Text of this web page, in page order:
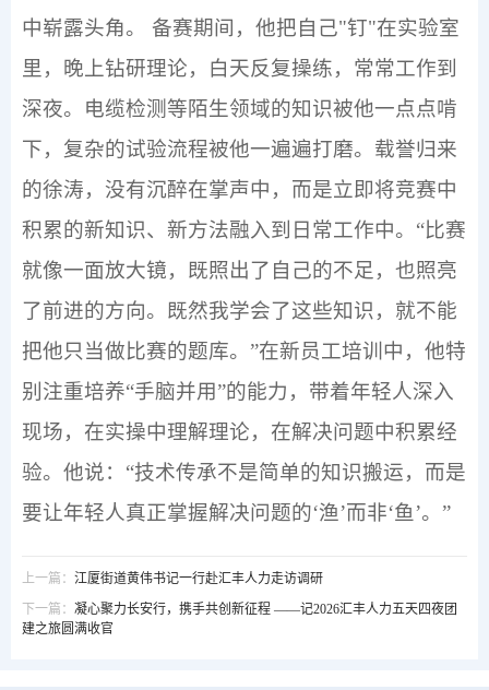
中崭露头角。
备赛期间，他把自己"钉"在实验室
里，晚上钻研理论，白天反复操练，常常工作到
深夜。电缆检测等陌生领域的知识被他一点点啃
下，复杂的试验流程被他一遍遍打磨。载誉归来
的徐涛，没有沉醉在掌声中，而是立即将竞赛中
积累的新知识、新方法融入到日常工作中。“比赛
就像一面放大镜，既照出了自己的不足，也照亮
了前进的方向。既然我学会了这些知识，就不能
把他只当做比赛的题库。”在新员工培训中，他特
别注重培养“手脑并用”的能力，带着年轻人深入
现场，在实操中理解理论，在解决问题中积累经
验。他说：“技术传承不是简单的知识搬运，而是
要让年轻人真正掌握解决问题的‘渔’而非‘鱼’。”
上一篇： 江厦街道黄伟书记一行赴汇丰人力走访调研
下一篇： 凝心聚力长安行，携手共创新征程 ——记2026汇丰人力五天四夜团
建之旅圆满收官